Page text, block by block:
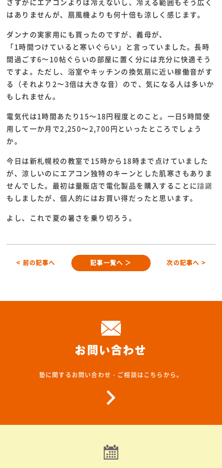
さすがにエアコンよりは冷えないし、冷える範囲もそう広く
はありませんが、扇風機よりも何十倍も涼しく感じます。
ダンナの実家用にも買ったのですが、義母が、
「1時間つけていると寒いぐらい」と言っていました。長時
間過ごす6〜10帖ぐらいの部屋に置く分には充分に快適そう
ですよ。ただし、浴室やキッチンの換気扇に近い稼働音がす
る（それより2〜3倍は大きな音）ので、気になる人は多いか
もしれません。
電気代は1時間あたり15～18円程度とのこと。一日5時間使
用して一か月で2,250～2,700円といったところでしょう
か。
今日は新札幌校の教室で15時から18時まで点けていました
が、涼しいのにエアコン独特のキーンとした肌寒さもありま
せんでした。最初は量販店で電化製品を購入することに躊躇
もしましたが、個人的にはお買い得だったと思います。
よし、これで夏の暑さを乗り切ろう。
< 前の記事へ 記事一覧へ ＞ 次の記事へ >
お問い合わせ
塾に関するお問い合わせ・ご相談はこちらから。